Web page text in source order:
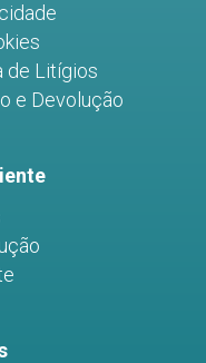
de Litígios
e Devolução